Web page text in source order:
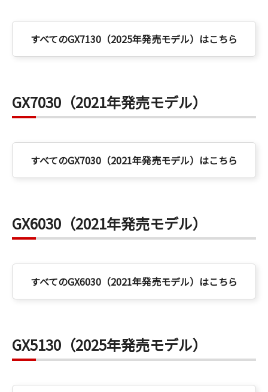
すべてのGX7130（2025年発売モデル）はこちら
GX7030（2021年発売モデル）
すべてのGX7030（2021年発売モデル）はこちら
GX6030（2021年発売モデル）
すべてのGX6030（2021年発売モデル）はこちら
GX5130（2025年発売モデル）